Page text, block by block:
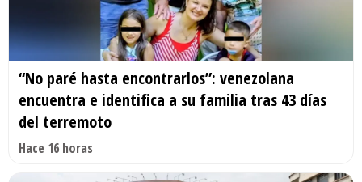
“No paré hasta encontrarlos”: venezolana
encuentra e identifica a su familia tras 43 días
del terremoto
Hace 16 horas